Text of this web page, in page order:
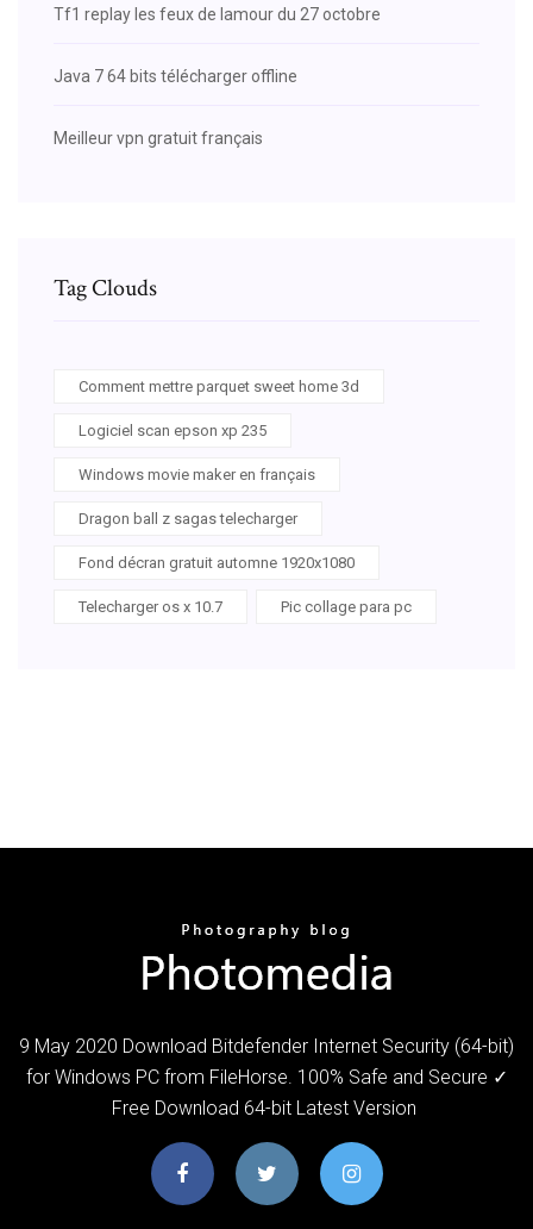
Tf1 replay les feux de lamour du 27 octobre
Java 7 64 bits télécharger offline
Meilleur vpn gratuit français
Tag Clouds
Comment mettre parquet sweet home 3d
Logiciel scan epson xp 235
Windows movie maker en français
Dragon ball z sagas telecharger
Fond décran gratuit automne 1920x1080
Telecharger os x 10.7 Pic collage para pc
9 May 2020 Download Bitdefender Internet Security (64-bit)
for Windows PC from FileHorse. 100% Safe and Secure ✓
Free Download 64-bit Latest Version